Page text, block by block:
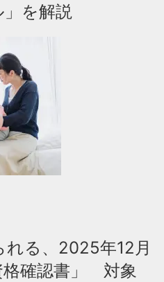
を解説
る、2025年12月
格確認書」 対象